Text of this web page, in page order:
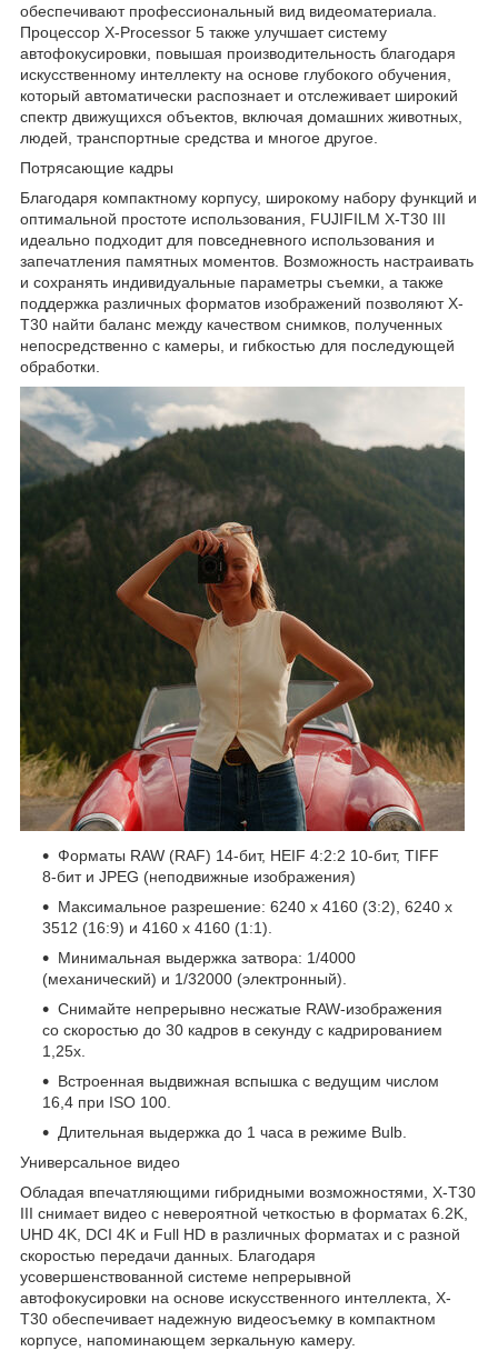
обеспечивают профессиональный вид видеоматериала.
Процессор X-Processor 5 также улучшает систему
автофокусировки, повышая производительность благодаря
искусственному интеллекту на основе глубокого обучения,
который автоматически распознает и отслеживает широкий
спектр движущихся объектов, включая домашних животных,
людей, транспортные средства и многое другое.
Потрясающие кадры
Благодаря компактному корпусу, широкому набору функций и
оптимальной простоте использования, FUJIFILM X-T30 III
идеально подходит для повседневного использования и
запечатления памятных моментов. Возможность настраивать
и сохранять индивидуальные параметры съемки, а также
поддержка различных форматов изображений позволяют X-
T30 найти баланс между качеством снимков, полученных
непосредственно с камеры, и гибкостью для последующей
обработки.
Форматы RAW (RAF) 14-бит, HEIF 4:2:2 10-бит, TIFF
8-бит и JPEG (неподвижные изображения)
Максимальное разрешение: 6240 x 4160 (3:2), 6240 x
3512 (16:9) и 4160 x 4160 (1:1).
Минимальная выдержка затвора: 1/4000
(механический) и 1/32000 (электронный).
Снимайте непрерывно несжатые RAW-изображения
со скоростью до 30 кадров в секунду с кадрированием
1,25x.
Встроенная выдвижная вспышка с ведущим числом
16,4 при ISO 100.
Длительная выдержка до 1 часа в режиме Bulb.
Универсальное видео
Обладая впечатляющими гибридными возможностями, X-T30
III снимает видео с невероятной четкостью в форматах 6.2K,
UHD 4K, DCI 4K и Full HD в различных форматах и ​​с разной
скоростью передачи данных. Благодаря
усовершенствованной системе непрерывной
автофокусировки на основе искусственного интеллекта, X-
T30 обеспечивает надежную видеосъемку в компактном
корпусе, напоминающем зеркальную камеру.